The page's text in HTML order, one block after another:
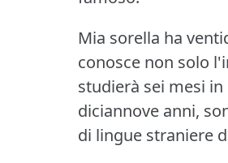
Mia sorella ha
conosce non solo
studierà sei mesi
diciannove anni,
di lingue straniere